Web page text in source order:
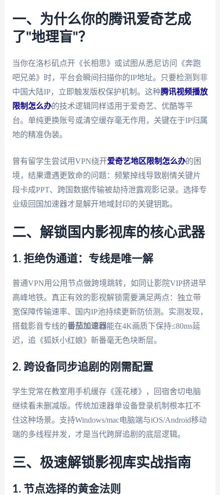
一、为什么你的腾讯爱奇艺成
了"地理盲"？
当你在洛杉矶点开《长相思》或试图从悉尼访问《奔跑
吧兄弟》时，平台会瞬间扫描你的IP地址。只要检测到非
中国大陆IP，立即触发版权保护机制。这种腾讯视频播放
限制怎么办的技术逻辑同样适用于爱奇艺、优酷等平
台。单纯更换账号或清空缓存毫无作用，关键在于IP归属
地的精准伪装。
曾有留学生尝试用VPN绕开爱奇艺地区限制怎么办的困
境，结果遭遇更致命的问题：频繁掉线导致剧情关键片
段卡成PPT、跨国数据传输被劫持泄露观影记录。选择专
业级回国加速器才是解开地域封印的关键钥匙。
二、解锁国内影视库的核心武器
1. 拒绝伪通道：专线是唯一解
普通VPN用公用节点做跨境跳转，如同让影院VIP挤进早
高峰地铁。真正有效的影视解锁需要满足两点：独立带
宽保障传输速率、国内IP池持续更新防侦测。实测发现，
搭载影音专线的番茄加速器能在4K画质下保持≤80ms延
迟，追《狐妖小红娘》新番毫无色块断层。
2. 跨设备同步追剧的刚需配置
学生党常在教室用手机缓存《莲花楼》，回宿舍切电脑
继续看未删减版。传统加速器单设备登录机制根本扛不
住这种场景。支持Windows/mac电脑端与iOS/Android移动
端的多线程并发，才是当代跨屏追剧的底层逻辑。
三、极速解锁影视库实战指南
1. 节点选择的黄金法则